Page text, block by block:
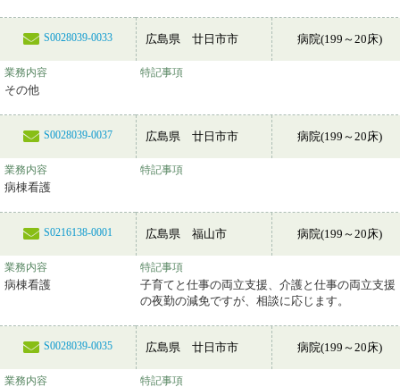
S0028039-0033 広島県 廿日市市 病院(199～20床)
業務内容
その他
特記事項
S0028039-0037 広島県 廿日市市 病院(199～20床)
業務内容
病棟看護
特記事項
S0216138-0001 広島県 福山市 病院(199～20床)
業務内容
病棟看護
特記事項
子育てと仕事の両立支援、介護と仕事の両立支援
の夜勤の減免ですが、相談に応じます。
S0028039-0035 広島県 廿日市市 病院(199～20床)
業務内容 特記事項